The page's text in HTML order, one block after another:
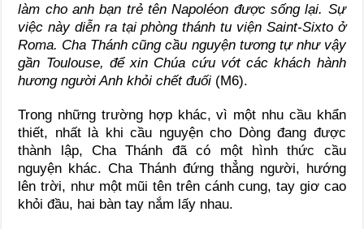
làm cho anh bạn trẻ tên Napoléon được sống lại. Sự
việc này diễn ra tại phòng thánh tu viện Saint-Sixto ở
Roma. Cha Thánh cũng cầu nguyện tương tự như vậy
gần Toulouse, để xin Chúa cứu vớt các khách hành
hương người Anh khỏi chết đuối (M6).
Trong những trường hợp khác, vì một nhu cầu khẩn
thiết, nhất là khi cầu nguyện cho Dòng đang được
thành lập, Cha Thánh đã có một hình thức cầu
nguyện khác. Cha Thánh đứng thẳng người, hướng
lên trời, như một mũi tên trên cánh cung, tay giơ cao
khỏi đầu, hai bàn tay nắm lấy nhau.